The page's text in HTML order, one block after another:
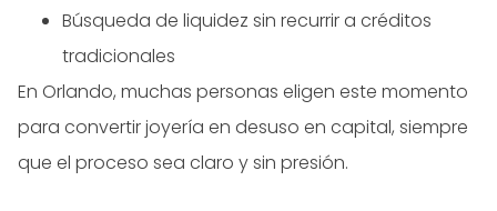
Búsqueda de liquidez sin recurrir a créditos
tradicionales
En Orlando, muchas personas eligen este momento
para convertir joyería en desuso en capital, siempre
que el proceso sea claro y sin presión.